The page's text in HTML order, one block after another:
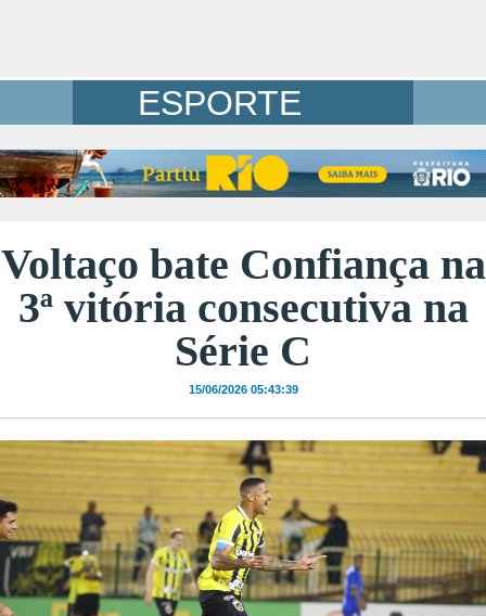
ESPORTE
Voltaço bate Confiança na
3ª vitória consecutiva na
Série C
15/06/2026 05:43:39